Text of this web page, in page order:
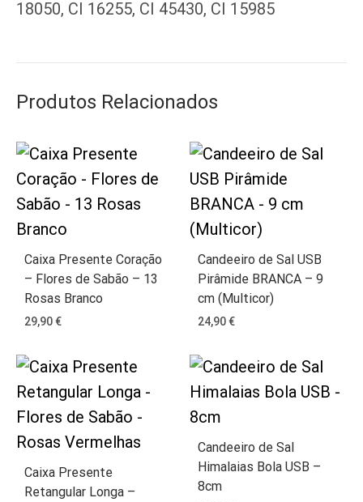
18050, CI 16255, CI 45430, CI 15985
Produtos Relacionados
Caixa Presente Coração
– Flores de Sabão – 13
Rosas Branco
29,90€
Candeeiro de Sal USB
Pirâmide BRANCA – 9
cm (Multicor)
24,90€
Caixa Presente
Retangular Longa –
Candeeiro de Sal
Himalaias Bola USB –
8cm